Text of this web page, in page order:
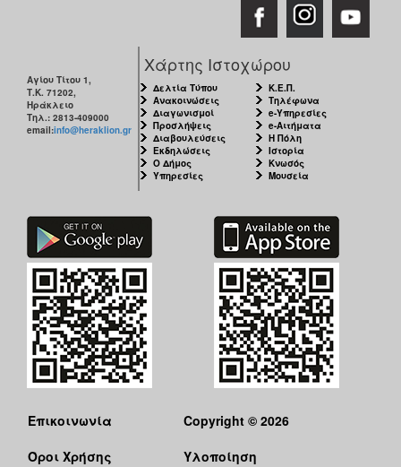
Αγίου Τίτου 1,
Τ.Κ. 71202,
Ηράκλειο
Τηλ.: 2813-409000
email:info@heraklion.gr
Χάρτης Ιστοχώρου
Δελτία Τύπου
Ανακοινώσεις
Διαγωνισμοί
Προσλήψεις
Διαβουλεύσεις
Εκδηλώσεις
Ο Δήμος
Υπηρεσίες
Κ.Ε.Π.
Τηλέφωνα
e-Υπηρεσίες
e-Αιτήματα
Η Πόλη
Ιστορία
Κνωσός
Μουσεία
Επικοινωνία
Όροι Χρήσης
Copyright © 2026
Υλοποίηση